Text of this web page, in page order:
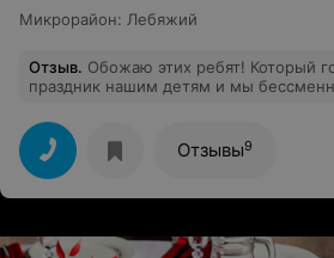
Микрорайон: Лебяжий
Отзыв. Обожаю этих ребят! Который
праздник нашим детям и мы
Отзывы9